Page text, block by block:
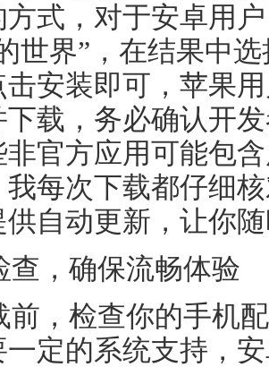
式，对于安卓用
世界”，在结果中
安装即可，苹果
载，务必确认开
官方应用可能包
我每次下载都仔细
供自动更新，让你
查，确保流畅体验
前，检查你的手机
定的系统支持，